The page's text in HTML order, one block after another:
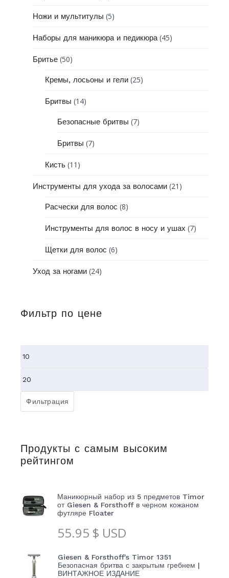
Ножи и мультитулы (5)
Наборы для маникюра и педикюра (45)
Бритье (50)
Кремы, лосьоны и гели (25)
Бритвы (14)
Безопасные бритвы (7)
Бритвы (7)
Кисть (11)
Инструменты для ухода за волосами (21)
Расчески для волос (8)
Инструменты для волос в носу и ушах (7)
Щетки для волос (6)
Уход за ногами (24)
Фильтр по цене
Минимальная
Максимальная
цена
Фильтрация
Продукты с самым высоким
рейтингом
Маникюрный набор из 5 предметов Timor
от Giesen & Forsthoff в черном кожаном
футляре Floater
55.95 $ USD
Giesen & Forsthoff's Timor 1351
Безопасная бритва с закрытым гребнем |
ВИНТАЖНОЕ ИЗДАНИЕ